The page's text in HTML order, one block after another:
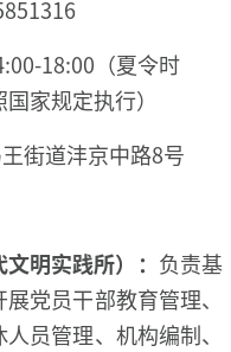
18:00（夏令时
家规定执行）
街道沣京中路8号
明实践所）： 负责基
党员干部教育管理、
员管理、机构编制、